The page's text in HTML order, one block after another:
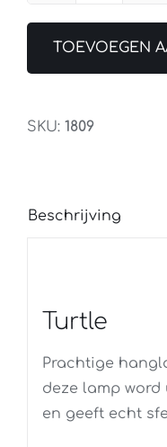
Bell
TOEVOEGEN
SKU: 1809
Beschrijving
Turtle
Prachtige
deze lamp
en geeft echt